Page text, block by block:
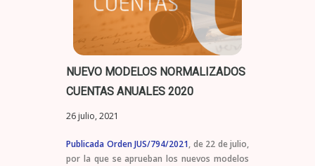
NUEVO MODELOS NORMALIZADOS
CUENTAS ANUALES 2020
26 julio, 2021
Publicada Orden JUS/794/2021, de 22 de julio,
por la que se aprueban los nuevos modelos